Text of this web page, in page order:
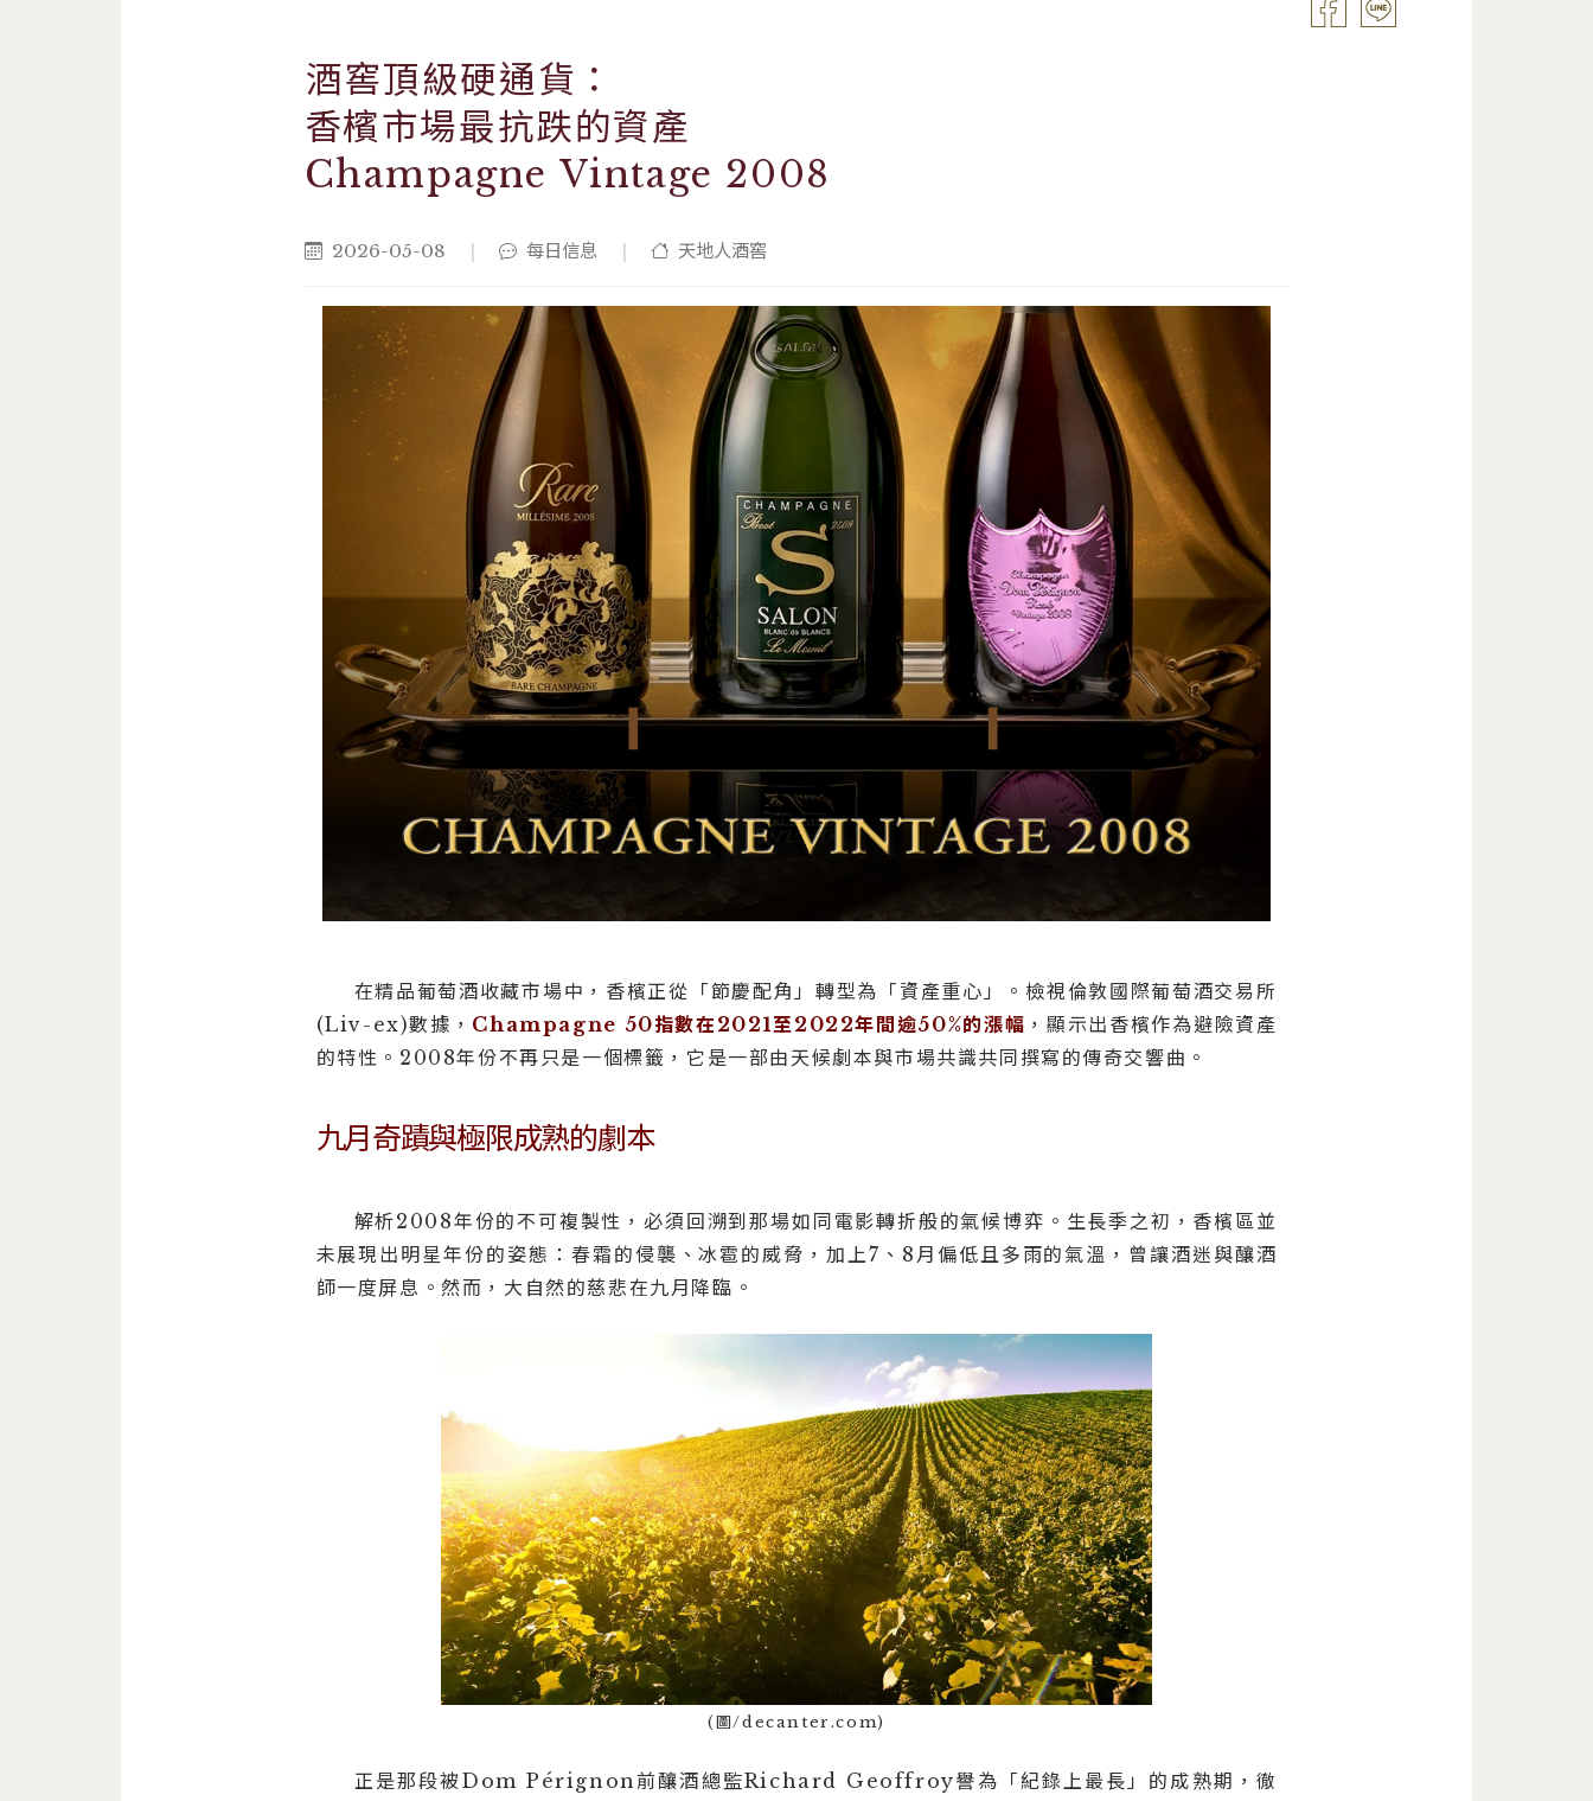
酒窖頂級硬通貨：
香檳市場最抗跌的資產
Champagne Vintage 2008
2026-05-08 | 每日信息 | 天地人酒窖
在精品葡萄酒收藏市場中，香檳正從「節慶配角」轉型為「資產重心」。檢視倫敦國際葡萄酒交易所
(Liv-ex)數據， Champagne 50指數在2021至2022年間逾50%的漲幅 ，顯示出香檳作為避險資產
的特性。2008年份不再只是一個標籤，它是一部由天候劇本與市場共識共同撰寫的傳奇交響曲。
九月奇蹟與極限成熟的劇本
解析2008年份的不可複製性，必須回溯到那場如同電影轉折般的氣候博弈。生長季之初，香檳區並
未展現出明星年份的姿態：春霜的侵襲、冰雹的威脅，加上7、8月偏低且多雨的氣溫，曾讓酒迷與釀酒
師一度屏息。然而，大自然的慈悲在九月降臨。
(圖/decanter.com)
正是那段被Dom Pérignon前釀酒總監Richard Geoffroy譽為「紀錄上最長」的成熟期，徹